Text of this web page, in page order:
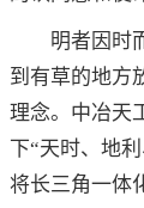
明者因时
到有草的地方
理念。中冶天
下“天时、地
将长三角一体